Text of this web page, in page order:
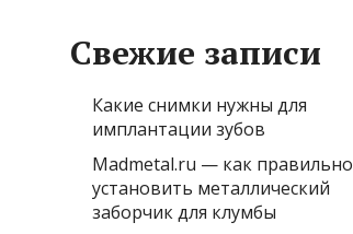
Свежие записи
Какие снимки нужны для
имплантации зубов
Madmetal.ru — как правильно
установить металлический
заборчик для клумбы